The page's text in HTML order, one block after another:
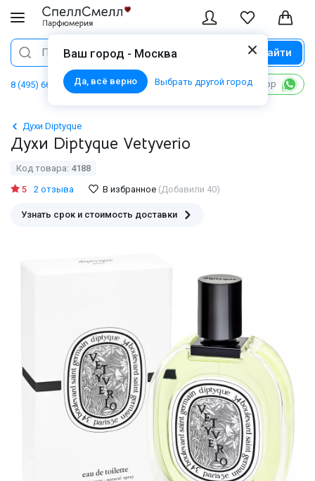
Ваш город - Москва
Да, всё верно Выбрать другой город
Поиск Найти
8 (495) 668 06 02 Написать в WhatsApp
Духи Diptyque
Духи Diptyque Vetyverio
Код товара: 4188
5
2 отзыва В избранное (Добавили 40)
Узнать срок и стоимость доставки